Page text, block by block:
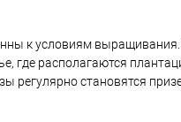
к условиям
где располагаются
регулярно становятся